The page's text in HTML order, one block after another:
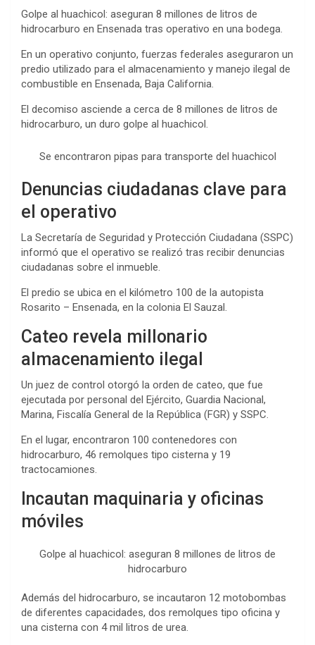
b
o
o
k
er n
g
er
s
A
p
p
es
t
dI
n
ot
e
di
t
t
py
Li
n
k
ar
e
Golpe al huachicol: aseguran 8 millones de litros de
hidrocarburo en Ensenada tras operativo en una bodega.
En un operativo conjunto, fuerzas federales aseguraron un
predio utilizado para el almacenamiento y manejo ilegal de
combustible en Ensenada, Baja California.
El decomiso asciende a cerca de 8 millones de litros de
hidrocarburo, un duro golpe al huachicol.
Se encontraron pipas para transporte del huachicol
Denuncias ciudadanas clave para
el operativo
La Secretaría de Seguridad y Protección Ciudadana (SSPC)
informó que el operativo se realizó tras recibir denuncias
ciudadanas sobre el inmueble.
El predio se ubica en el kilómetro 100 de la autopista
Rosarito – Ensenada, en la colonia El Sauzal.
Cateo revela millonario
almacenamiento ilegal
Un juez de control otorgó la orden de cateo, que fue
ejecutada por personal del Ejército, Guardia Nacional,
Marina, Fiscalía General de la República (FGR) y SSPC.
En el lugar, encontraron 100 contenedores con
hidrocarburo, 46 remolques tipo cisterna y 19
tractocamiones.
Incautan maquinaria y oficinas
móviles
Golpe al huachicol: aseguran 8 millones de litros de
hidrocarburo
Además del hidrocarburo, se incautaron 12 motobombas
de diferentes capacidades, dos remolques tipo oficina y
una cisterna con 4 mil litros de urea.